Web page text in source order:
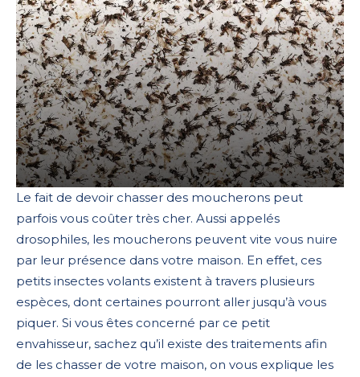
Le fait de devoir chasser des moucherons peut
parfois vous coûter très cher. Aussi appelés
drosophiles, les moucherons peuvent vite vous nuire
par leur présence dans votre maison. En effet, ces
petits insectes volants existent à travers plusieurs
espèces, dont certaines pourront aller jusqu’à vous
piquer. Si vous êtes concerné par ce petit
envahisseur, sachez qu’il existe des traitements afin
de les chasser de votre maison, on vous explique les